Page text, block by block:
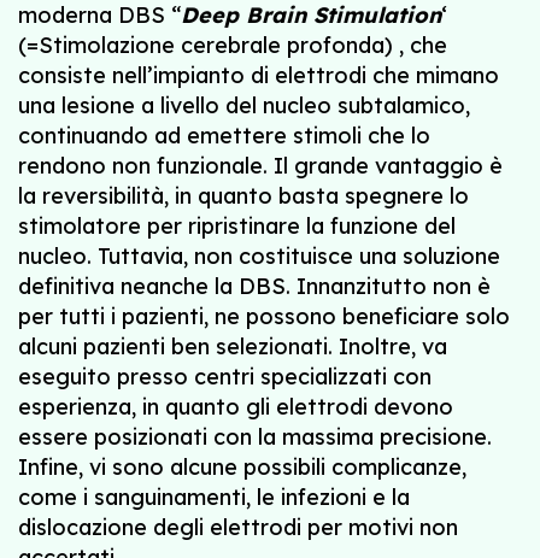
moderna DBS “Deep Brain Stimulation‘
(=Stimolazione cerebrale profonda) , che
consiste nell’impianto di elettrodi che mimano
una lesione a livello del nucleo subtalamico,
continuando ad emettere stimoli che lo
rendono non funzionale. Il grande vantaggio è
la reversibilità, in quanto basta spegnere lo
stimolatore per ripristinare la funzione del
nucleo. Tuttavia, non costituisce una soluzione
definitiva neanche la DBS. Innanzitutto non è
per tutti i pazienti, ne possono beneficiare solo
alcuni pazienti ben selezionati. Inoltre, va
eseguito presso centri specializzati con
esperienza, in quanto gli elettrodi devono
essere posizionati con la massima precisione.
Infine, vi sono alcune possibili complicanze,
come i sanguinamenti, le infezioni e la
dislocazione degli elettrodi per motivi non